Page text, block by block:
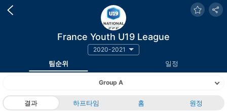
France Youth U19 League
2020-2021
팀순위 일정
Group A
결과 하프타임 홈 원정
랭킹 팀 승점